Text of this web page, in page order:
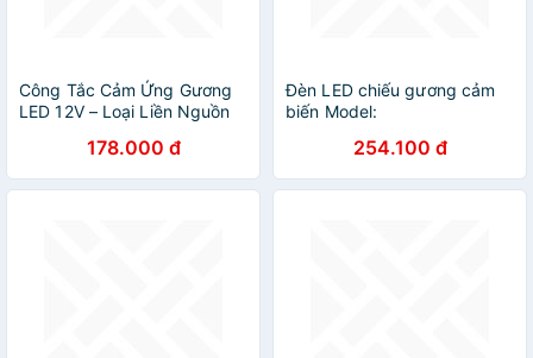
Công Tắc Cảm Ứng Gương
LED 12V – Loại Liền Nguồn
178.000 đ
Đèn LED chiếu gương cảm
biến Model:
254.100 đ